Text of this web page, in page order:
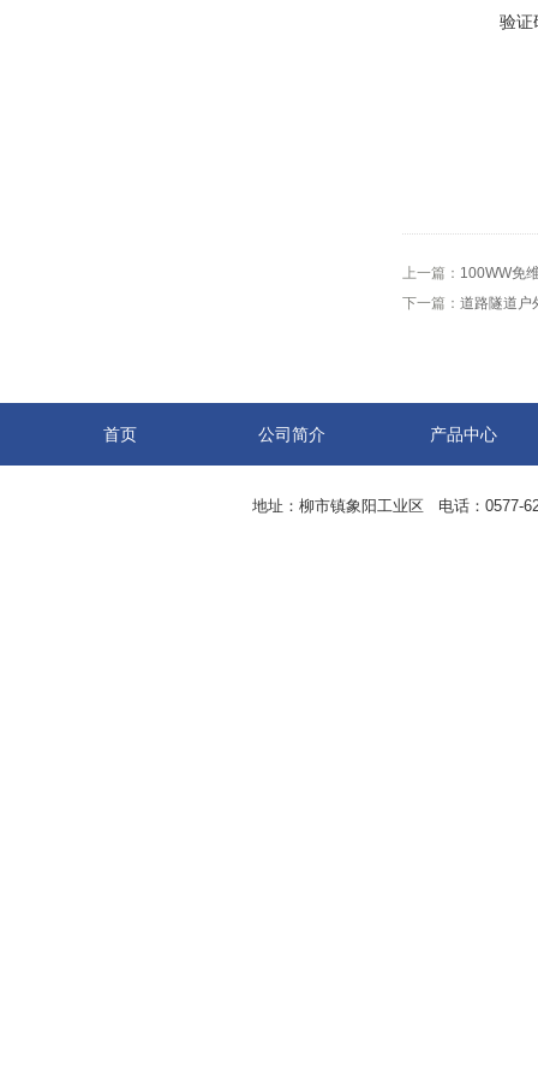
验证
上一篇： 100WW免
下一篇： 道路隧道户
首页 公司简介 产品中心
地址：柳市镇象阳工业区 电话：0577-